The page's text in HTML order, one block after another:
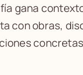
gana
con obras,